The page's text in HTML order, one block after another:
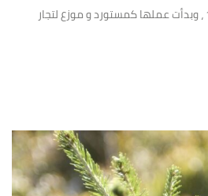
تأسست الشركة في عام 1975 ، وبدأت عملها كمستورد و موزع لتجار